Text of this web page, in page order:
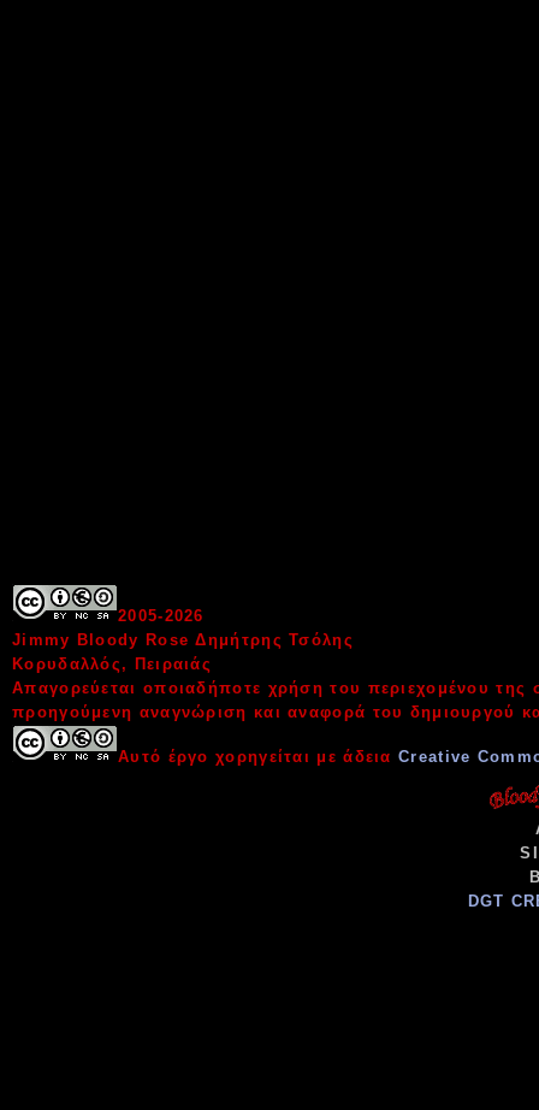
2005-2026
Jimmy Bloody Rose Δημήτρης Τσόλης
Κορυδαλλός, Πειραιάς
Απαγορεύεται οποιαδήποτε χρήση του περιεχομένου της
προηγούμενη αναγνώριση και αναφορά του δημιουργού
Αυτό έργο χορηγείται με άδειαCreative
DGT